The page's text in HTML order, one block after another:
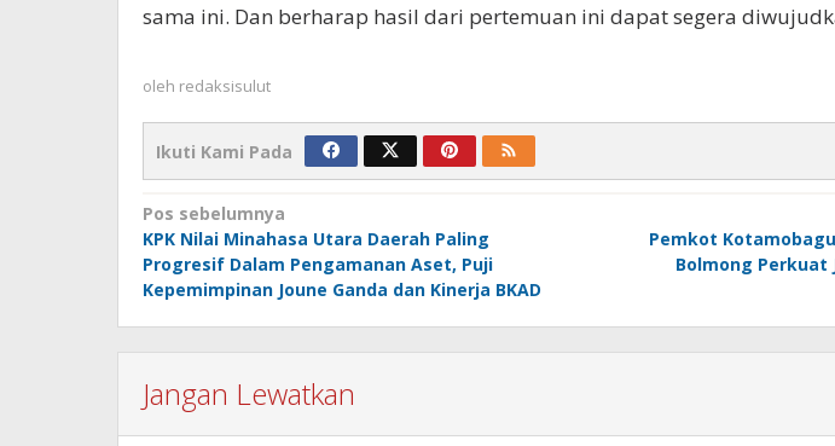
sama ini. Dan berharap hasil dari pertemuan ini dapat segera
oleh redaksisulut
Ikuti Kami Pada
Navigasi
pos
Pos sebelumnya
KPK Nilai Minahasa Utara Daerah Paling
Progresif Dalam Pengamanan Aset, Puji
Kepemimpinan Joune Ganda dan Kinerja BKAD
Pemkot
Bolmong Perkuat
Jangan Lewatkan